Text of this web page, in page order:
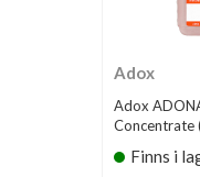
Adox
Adox
Concentrate
Finns i